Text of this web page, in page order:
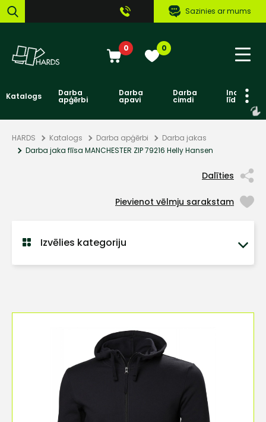
Sazinies ar mums
0 0
Katalogs Darba
apģērbi
Darba
apavi
Darba
cimdi līdzekļi
HARDS Katalogs Darba apģērbi
Darba jakas
Darba jaka flīsa MANCHESTER ZIP 79216 Helly Hansen
Dalīties
Pievienot vēlmju sarakstam
Izvēlies kategoriju